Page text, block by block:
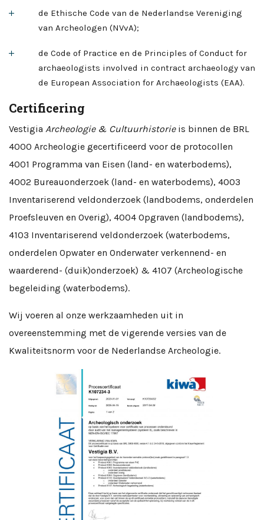
de Ethische Code van de Nederlandse Vereniging
van Archeologen (NVvA);
de Code of Practice en de Principles of Conduct for
archaeologists involved in contract archaeology van
de European Association for Archaeologists (EAA).
Certificering
Vestigia Archeologie & Cultuurhistorieis binnen de BRL
4000 Archeologie gecertificeerd voor de protocollen
4001 Programma van Eisen (land- en waterbodems),
4002 Bureauonderzoek (land- en waterbodems), 4003
Inventariserend veldonderzoek (landbodems, onderdelen
Proefsleuven en Overig), 4004 Opgraven (landbodems),
4103 Inventariserend veldonderzoek (waterbodems,
onderdelen Opwater en Onderwater verkennend- en
waarderend- (duik)onderzoek) & 4107 (Archeologische
begeleiding (waterbodems).
Wij voeren al onze werkzaamheden uit in
overeenstemming met de vigerende versies van de
Kwaliteitsnorm voor de Nederlandse Archeologie.